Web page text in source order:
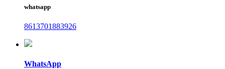
whatsapp
8613701883926
WhatsApp